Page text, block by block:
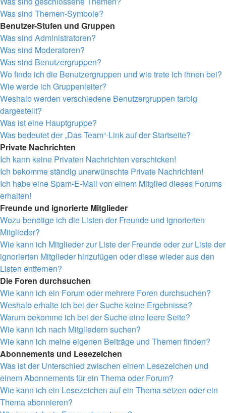
Was sind Themen-Symbole?
Benutzer-Stufen und Gruppen
Was sind Administratoren?
Was sind Moderatoren?
Was sind Benutzergruppen?
Wo finde ich die Benutzergruppen und wie trete ich ihnen bei?
Wie werde ich Gruppenleiter?
Weshalb werden verschiedene Benutzergruppen farbig
dargestellt?
Was ist eine Hauptgruppe?
Was bedeutet der „Das Team“-Link auf der Startseite?
Private Nachrichten
Ich kann keine Privaten Nachrichten verschicken!
Ich bekomme ständig unerwünschte Private Nachrichten!
Ich habe eine Spam-E-Mail von einem Mitglied dieses Forums
erhalten!
Freunde und ignorierte Mitglieder
Wozu benötige ich die Listen der Freunde und ignorierten
Mitglieder?
Wie kann ich Mitglieder zur Liste der Freunde oder zur Liste der
ignorierten Mitglieder hinzufügen oder diese wieder aus den
Listen entfernen?
Die Foren durchsuchen
Wie kann ich ein Forum oder mehrere Foren durchsuchen?
Weshalb erhalte ich bei der Suche keine Ergebnisse?
Warum bekomme ich bei der Suche eine leere Seite?
Wie kann ich nach Mitgliedern suchen?
Wie kann ich meine eigenen Beiträge und Themen finden?
Abonnements und Lesezeichen
Was ist der Unterschied zwischen einem Lesezeichen und
einem Abonnements für ein Thema oder Forum?
Wie kann ich ein Lesezeichen auf ein Thema setzen oder ein
Thema abonnieren?